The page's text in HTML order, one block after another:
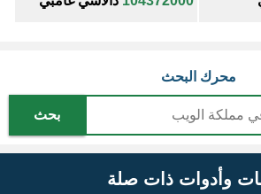
محرك البحث
بحث
وأدوات ذات صلة